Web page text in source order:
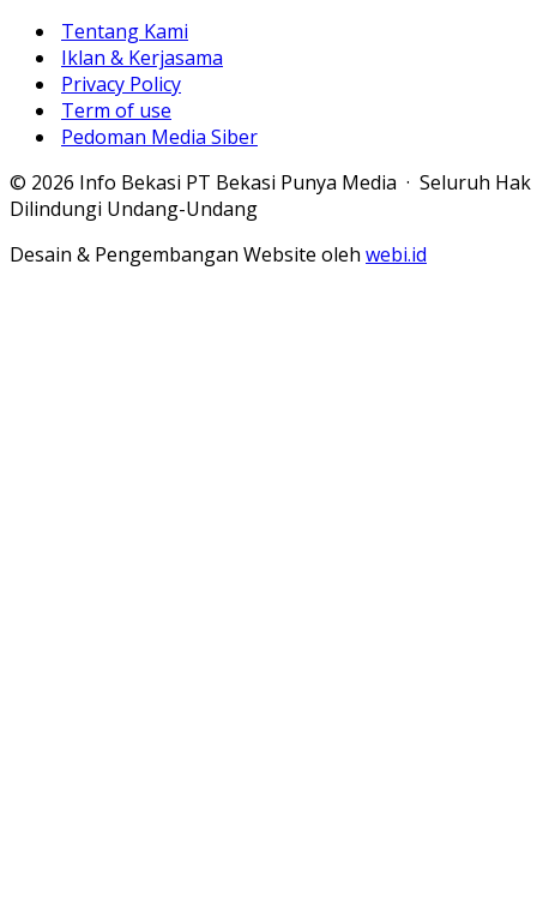
Tentang Kami
Iklan & Kerjasama
Privacy Policy
Term of use
Pedoman Media Siber
© 2026 Info Bekasi PT Bekasi Punya Media · Seluruh Hak
Dilindungi Undang-Undang
Desain & Pengembangan Website oleh webi.id